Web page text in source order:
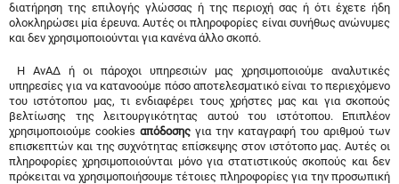
διατήρηση της επιλογής γλώσσας ή της περιοχή σας ή ότι έχετε ήδη
ολοκληρώσει μία έρευνα. Αυτές οι πληροφορίες είναι συνήθως ανώνυμες
και δεν χρησιμοποιούνται για κανένα άλλο σκοπό.
Η ΑνΑΔ ή οι πάροχοι υπηρεσιών μας χρησιμοποιούμε αναλυτικές
υπηρεσίες για να κατανοούμε πόσο αποτελεσματικό είναι το περιεχόμενο
του ιστότοπου μας, τι ενδιαφέρει τους χρήστες μας και για σκοπούς
βελτίωσης της λειτουργικότητας αυτού του ιστότοπου. Επιπλέον
χρησιμοποιούμε cookies απόδοσης για την καταγραφή του αριθμού των
επισκεπτών και της συχνότητας επίσκεψης στον ιστότοπο μας. Αυτές οι
πληροφορίες χρησιμοποιούνται μόνο για στατιστικούς σκοπούς και δεν
πρόκειται να χρησιμοποιήσουμε τέτοιες πληροφορίες για την προσωπική